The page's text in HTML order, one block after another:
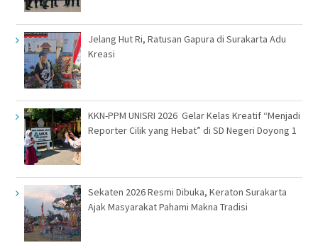
Jelang Hut Ri, Ratusan Gapura di Surakarta Adu
Kreasi
KKN-PPM UNISRI 2026 Gelar Kelas Kreatif “Menjadi
Reporter Cilik yang Hebat” di SD Negeri Doyong 1
Sekaten 2026 Resmi Dibuka, Keraton Surakarta
Ajak Masyarakat Pahami Makna Tradisi